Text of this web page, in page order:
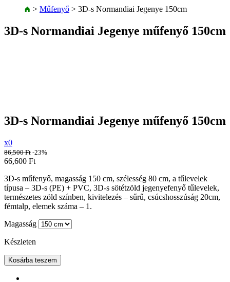
> Műfenyő > 3D-s Normandiai Jegenye 150cm
3D-s Normandiai Jegenye műfenyő 150cm
3D-s Normandiai Jegenye műfenyő 150cm
x0
86,500Ft -23%
66,600 Ft
3D-s műfenyő, magasság 150 cm, szélesség 80 cm, a tűlevelek
típusa – 3D-s (PE) + PVC, 3D-s sötétzöld jegenyefenyő tűlevelek,
természetes zöld színben, kivitelezés – sűrű, csúcshosszúság 20cm,
fémtalp, elemek száma – 1.
Magasság
Készleten
Kosárba teszem